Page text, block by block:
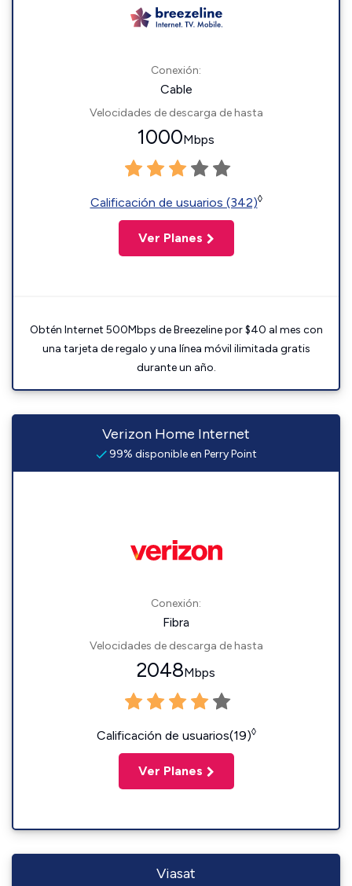
Conexión:
Cable
Velocidades de descarga de hasta
1000Mbps
Calificación de usuarios (342)◊
Ver Planes
Obtén Internet 500Mbps de Breezeline por $40 al mes con
una tarjeta de regalo y una línea móvil ilimitada gratis
durante un año.
Verizon Home Internet
99% disponible en Perry Point
Conexión:
Fibra
Velocidades de descarga de hasta
2048Mbps
Calificación de usuarios(19)◊
Ver Planes
Viasat